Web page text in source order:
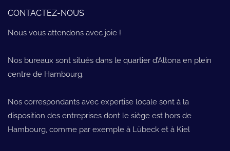
CONTACTEZ-NOUS
Nous vous attendons avec joie !
Nos bureaux sont situés dans le quartier d’Altona en plein
centre de Hambourg.
Nos correspondants avec expertise locale sont à la
disposition des entreprises dont le siège est hors de
Hambourg, comme par exemple à Lübeck et à Kiel